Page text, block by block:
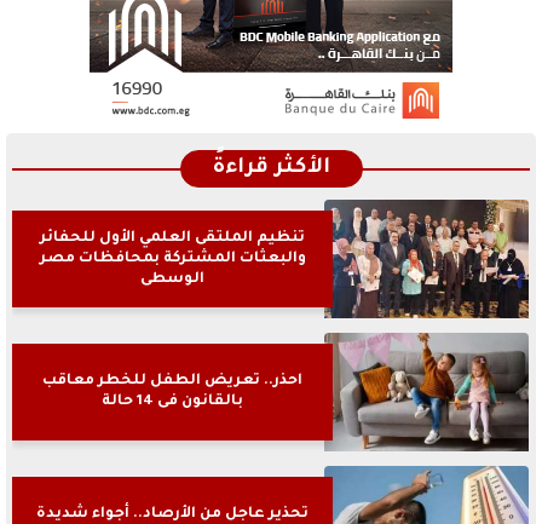
الأكثر قراءةً
تنظيم الملتقى العلمي الأول للحفائر
والبعثات المشتركة بمحافظات مصر
الوسطى
احذر.. تعريض الطفل للخطر معاقب
بالقانون فى 14 حالة
تحذير عاجل من الأرصاد.. أجواء شديدة